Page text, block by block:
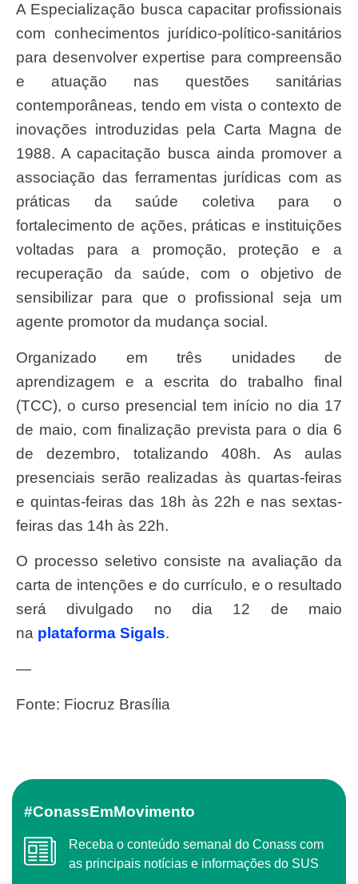
A Especialização busca capacitar profissionais
com conhecimentos jurídico-político-sanitários
para desenvolver expertise para compreensão
e atuação nas questões sanitárias
contemporâneas, tendo em vista o contexto de
inovações introduzidas pela Carta Magna de
1988. A capacitação busca ainda promover a
associação das ferramentas jurídicas com as
práticas da saúde coletiva para o
fortalecimento de ações, práticas e instituições
voltadas para a promoção, proteção e a
recuperação da saúde, com o objetivo de
sensibilizar para que o profissional seja um
agente promotor da mudança social.
Organizado em três unidades de
aprendizagem e a escrita do trabalho final
(TCC), o curso presencial tem início no dia 17
de maio, com finalização prevista para o dia 6
de dezembro, totalizando 408h. As aulas
presenciais serão realizadas às quartas-feiras
e quintas-feiras das 18h às 22h e nas sextas-
feiras das 14h às 22h.
O processo seletivo consiste na avaliação da
carta de intenções e do currículo, e o resultado
será divulgado no dia 12 de maio
na plataforma Sigals.
—
Fonte: Fiocruz Brasília
#ConassEmMovimento
Receba o conteúdo semanal do Conass com
as principais notícias e informações do SUS